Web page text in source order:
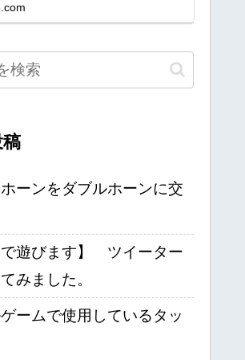
ーンをダブルホーンに交
で遊びます】 ツイーター
みました。
ームで使用しているタッ